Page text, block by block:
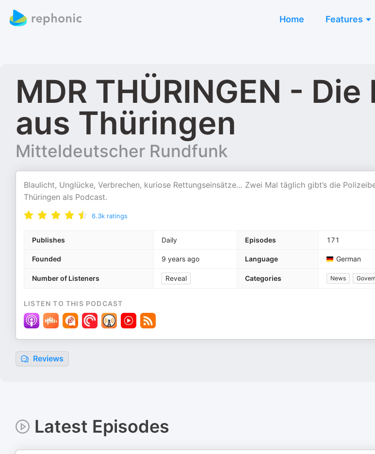
Home Features
MDR THÜRINGEN -
aus Thüringen
Mitteldeutscher Rundfunk
Blaulicht, Unglücke, Verbrechen, kuriose Rettungseinsätze… Zwei Mal täglich gibt’s die
Thüringen als Podcast.
6.3k ratings
Publishes Daily Episodes 171
Founded 9 years ago Language German
Number of Listeners Reveal Categories News
LISTEN TO THIS PODCAST
Reviews
Latest Episodes